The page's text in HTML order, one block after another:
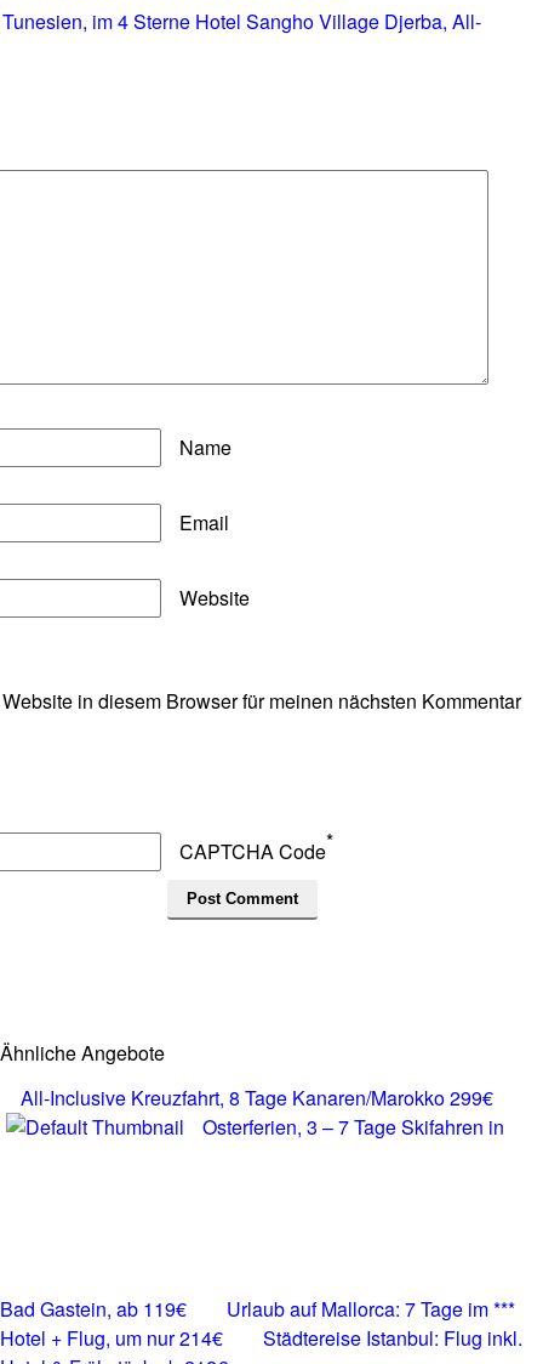
im 4 Sterne Hotel Sangho Village Djerba, All-
Name
Email
Website
in diesem Browser für meinen nächsten Kommentar
CAPTCHA Code*
Ähnliche Angebote
All-Inclusive Kreuzfahrt, 8 Tage Kanaren/Marokko 299€
Osterferien, 3 – 7 Tage Skifahren in
Bad Gastein, ab 119€
Urlaub auf Mallorca: 7 Tage im ***
Hotel + Flug, um nur 214€
Städtereise Istanbul: Flug inkl.